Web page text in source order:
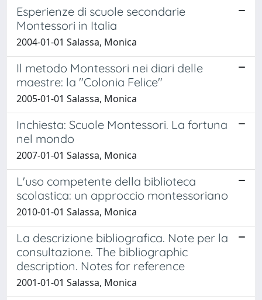
Esperienze di scuole secondarie
Montessori in Italia
2004-01-01 Salassa, Monica
Il metodo Montessori nei diari delle
maestre: la "Colonia Felice"
2005-01-01 Salassa, Monica
Inchiesta: Scuole Montessori. La fortuna
nel mondo
2007-01-01 Salassa, Monica
L'uso competente della biblioteca
scolastica: un approccio montessoriano
2010-01-01 Salassa, Monica
La descrizione bibliografica. Note per la
consultazione. The bibliographic
description. Notes for reference
2001-01-01 Salassa, Monica